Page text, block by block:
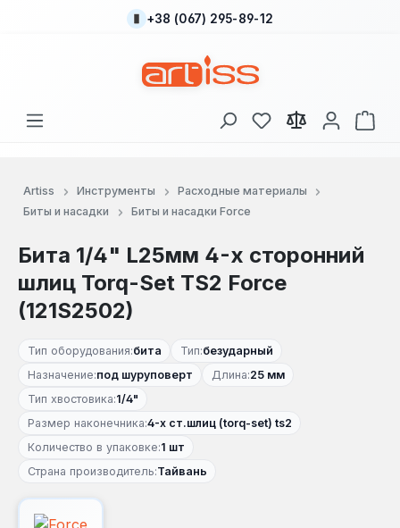
Перейти к основному содержанию
+38 (067) 295-89-12
У вас есть товары
В
Artiss Инструменты
Расходные материалы
Биты и насадки
Биты и насадки Force
Бита 1/4" L25мм 4-х сторонний
шлиц Torq-Set TS2 Force
(121S2502)
Тип оборудования:бита Тип:безударный
Назначение:под шуруповерт Длина:25 мм
Тип хвостовика:1/4"
Размер наконечника:4-х ст.шлиц (torq-set) ts2
Количество в упаковке:1 шт
Страна производитель:Тайвань